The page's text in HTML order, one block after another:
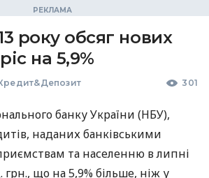
року обсяг нових
на 5,9%
301
банку України (НБУ),
наданих банківськими
та населенню в липні
грн., що на 5,9% більше, ніж у